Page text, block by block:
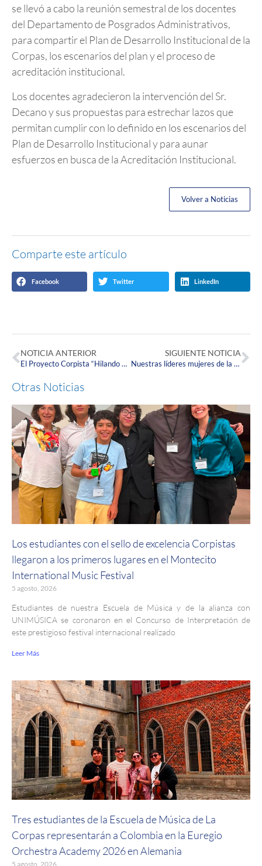
se llevó a cabo la reunión semestral de los docentes
del Departamento de Posgrados Administrativos,
para compartir el Plan de Desarrollo Institucional de la
Corpas, los escenarios del plan y el proceso de
acreditación institucional.
Los docentes agradecieron la intervención del Sr.
Decano y sus propuestas para estrechar lazos que
permitan cumplir con lo definido en los escenarios del
Plan de Desarrollo Institucional y para aunar
esfuerzos en busca de la Acreditación Institucional.
Volver a Noticias
Comparte este artículo
Facebook Twitter LinkedIn
NOTICIA ANTERIOR
El Proyecto Corpista “Hilando Vidas”, fue presentado en el Congreso Internacional de Responsabilidad Social
SIGUIENTE NOTICIA
Nuestras líderes mujeres de la Fundación Universitaria Juan N. Corpas, participaron activamente en el encuentro EMULIES.
Otras Noticias
Los estudiantes con el sello de excelencia Corpistas
llegaron a los primeros lugares en el Montecito
International Music Festival
5 agosto, 2026
Estudiantes de nuestra Escuela de Música y de la alianza con
UNIMÚSICA se coronaron en el Concurso de Interpretación de
este prestigioso festival internacional realizado
Leer Más
Tres estudiantes de la Escuela de Música de La
Corpas representarán a Colombia en la Euregio
Orchestra Academy 2026 en Alemania
5 agosto, 2026